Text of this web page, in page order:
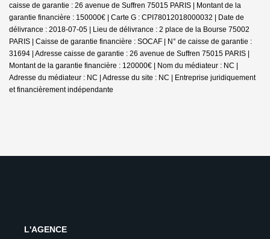
caisse de garantie : 26 avenue de Suffren 75015 PARIS | Montant de la
garantie financière : 150000€ | Carte G : CPI78012018000032 | Date de
délivrance : 2018-07-05 | Lieu de délivrance : 2 place de la Bourse 75002
PARIS | Caisse de garantie financière : SOCAF | N° de caisse de garantie :
31694 | Adresse caisse de garantie : 26 avenue de Suffren 75015 PARIS |
Montant de la garantie financière : 120000€ | Nom du médiateur : NC |
Adresse du médiateur : NC | Adresse du site : NC | Entreprise juridiquement
et financièrement indépendante
L'AGENCE